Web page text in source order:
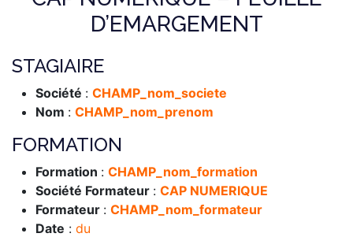
D’EMARGEMENT
STAGIAIRE
Société : CHAMP_nom_societe
Nom : CHAMP_nom_prenom
FORMATION
Formation : CHAMP_nom_formation
Société Formateur : CAP NUMERIQUE
Formateur : CHAMP_nom_formateur
Date : du